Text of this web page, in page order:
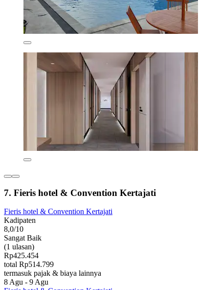
7. Fieris hotel & Convention Kertajati
Fieris hotel & Convention Kertajati
Kadipaten
8,0/10
Sangat Baik
(1 ulasan)
Rp425.454
total Rp514.799
termasuk pajak & biaya lainnya
8 Agu - 9 Agu